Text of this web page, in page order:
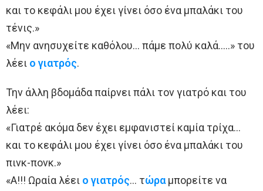
και το κεφάλι μου έχει γίνει όσο ένα μπαλάκι του
τένις.»
«Μην ανησυχείτε καθόλου… πάμε πολύ καλά…..» του
λέει ο γιατρός.
Την άλλη βδομάδα παίρνει πάλι τον γιατρό και του
λέει:
«Γιατρέ ακόμα δεν έχει εμφανιστεί καμία τρίχα…
και το κεφάλι μου έχει γίνει όσο ένα μπαλάκι του
πινκ-πονκ.»
«Α!!! Ωραία λέει ο γιατρός… τώραμπορείτε να